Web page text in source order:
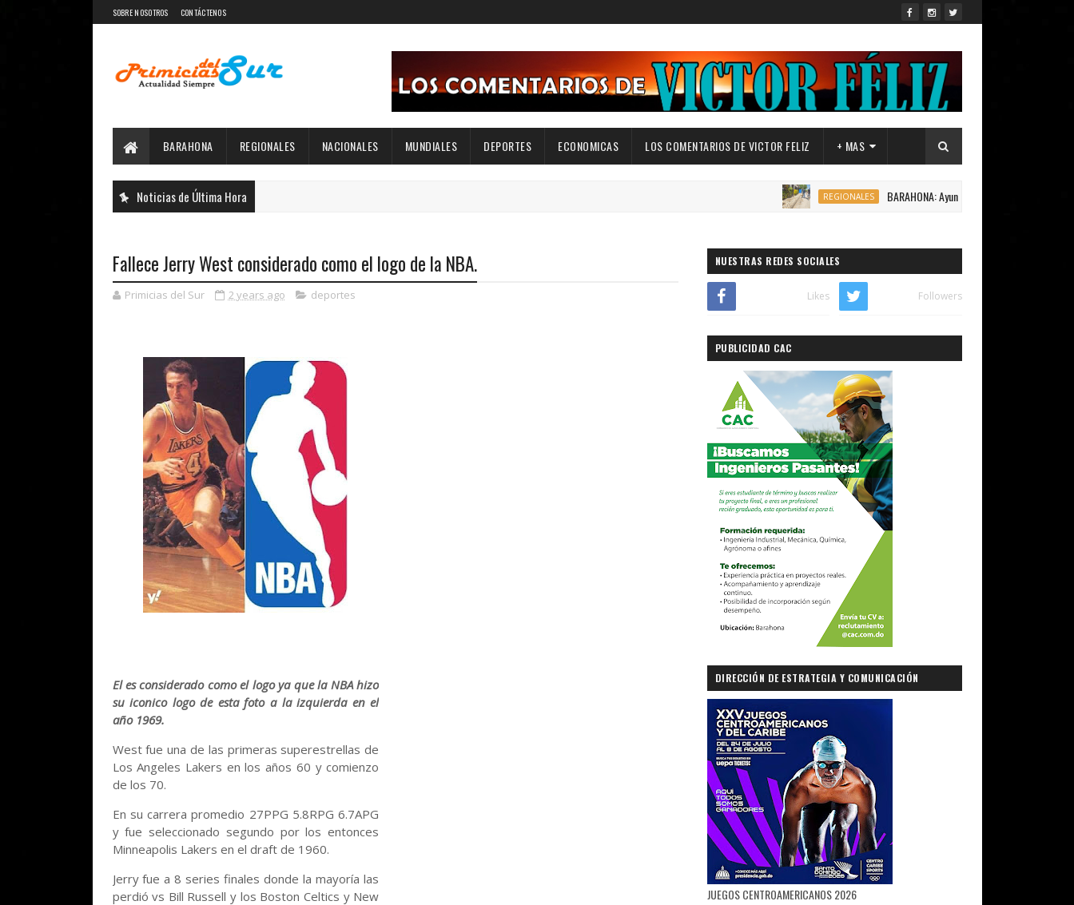
SOBRE NOSOTROS CONTÁCTENOS
BARAHONA REGIONALES NACIONALES MUNDIALES DEPORTES ECONOMICAS LOS COMENTARIOS DE VICTOR FELIZ + MAS
Noticias de Última Hora REGIONALES BARAHONA: Ayuntamiento de Canoa,inicia
Fallece Jerry West considerado como el logo de la NBA.
Primicias del Sur 2 years ago deportes
El es considerado como el logo ya que la NBA hizo
su iconico logo de esta foto a la izquierda en el
año 1969.
West fue una de las primeras superestrellas de
Los Angeles Lakers en los años 60 y comienzo
de los 70.
En su carrera promedio 27PPG 5.8RPG 6.7APG
y fue seleccionado segundo por los entonces
Minneapolis Lakers en el draft de 1960.
Jerry fue a 8 series finales donde la mayoría las
perdió vs Bill Russell y los Boston Celtics y New
NUESTRAS REDES SOCIALES
Likes Followers
PUBLICIDAD CAC
DIRECCIÓN DE ESTRATEGIA Y COMUNICACIÓN
GUBERNAMENTAL
JUEGOS CENTROAMERICANOS 2026